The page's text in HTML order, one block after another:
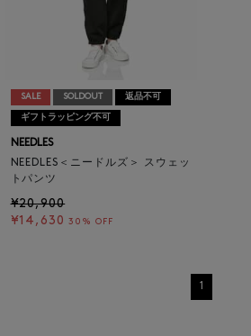
SALE SOLDOUT 返品不可
ギフトラッピング不可
NEEDLES
NEEDLES＜ニードルズ＞ スウェッ
トパンツ
¥20,900
¥14,630 30% OFF
1